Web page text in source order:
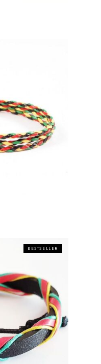
BESTSELLER